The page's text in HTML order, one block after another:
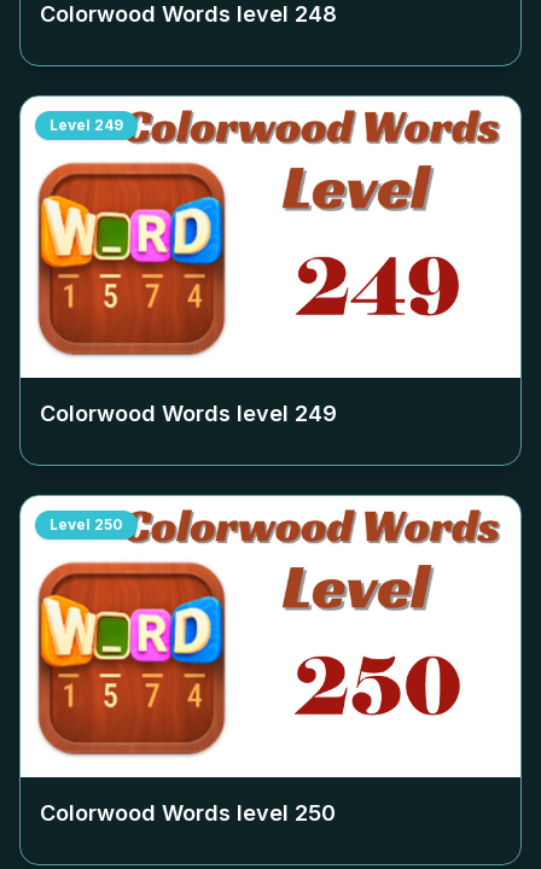
Colorwood Words level 248
Level 249
Colorwood Words level 249
Level 250
Colorwood Words level 250